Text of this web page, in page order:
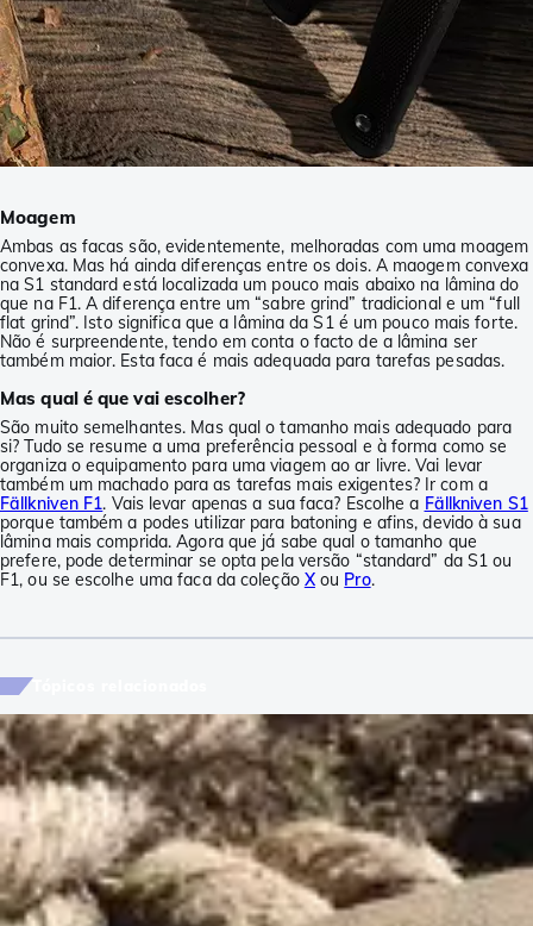
Moagem
Ambas as facas são, evidentemente, melhoradas com uma moagem
convexa. Mas há ainda diferenças entre os dois. A maogem convexa
na S1 standard está localizada um pouco mais abaixo na lâmina do
que na F1. A diferença entre um “sabre grind” tradicional e um “full
flat grind”. Isto significa que a lâmina da S1 é um pouco mais forte.
Não é surpreendente, tendo em conta o facto de a lâmina ser
também maior. Esta faca é mais adequada para tarefas pesadas.
Mas qual é que vai escolher?
São muito semelhantes. Mas qual o tamanho mais adequado para
si? Tudo se resume a uma preferência pessoal e à forma como se
organiza o equipamento para uma viagem ao ar livre. Vai levar
também um machado para as tarefas mais exigentes? Ir com a
Fällkniven F1. Vais levar apenas a sua faca? Escolhe a Fällkniven S1
porque também a podes utilizar para batoning e afins, devido à sua
lâmina mais comprida. Agora que já sabe qual o tamanho que
prefere, pode determinar se opta pela versão “standard” da S1 ou
F1, ou se escolhe uma faca da coleção Xou Pro.